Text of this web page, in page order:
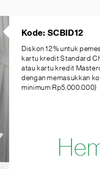
Kode: SCBID12
Diskon 12% untuk
kartu kredit Standard
atau kartu kredit
dengan memasukkan
minimum Rp5.000.000)